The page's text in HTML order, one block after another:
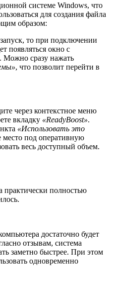
системе Windows, что
для создания файла
образом:
то при подключении
появляться окно с
Можно сразу нажать
, что позволит перейти в
через контекстное меню
вкладку «ReadyBoost».
«Использовать это
место под оперативную
весь доступный объем.
полностью
достаточно будет
отзывам, система
заметно быстрее. При этом
одновременно